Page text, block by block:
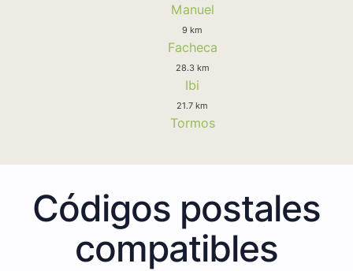
Manuel
9 km
Facheca
28.3 km
Ibi
21.7 km
Tormos
Códigos postales
compatibles